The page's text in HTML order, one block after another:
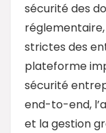
sécurité des
strictes des
plateforme
sécurité
end-to-end,
et la gestion